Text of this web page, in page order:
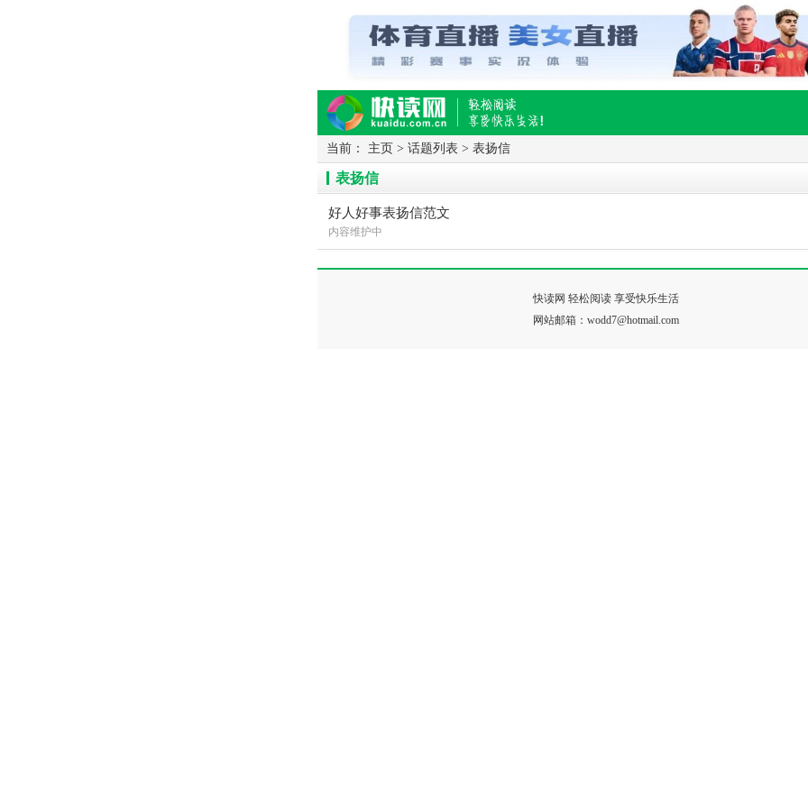
读网-轻松阅读,快乐生活移动版
当前： 主页 > 话题列表 > 表扬信
表扬信
好人好事表扬信范文
内容维护中
快读网 轻松阅读 享受快乐生活
网站邮箱：wodd7@hotmail.com